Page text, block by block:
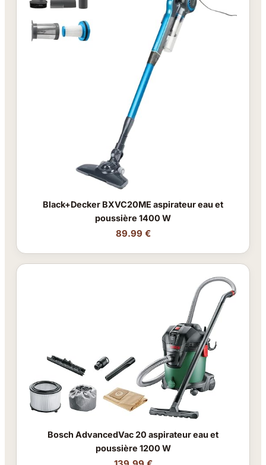
Black+Decker BXVC20ME aspirateur eau et
poussière 1400 W
89.99 €
Bosch AdvancedVac 20 aspirateur eau et
poussière 1200 W